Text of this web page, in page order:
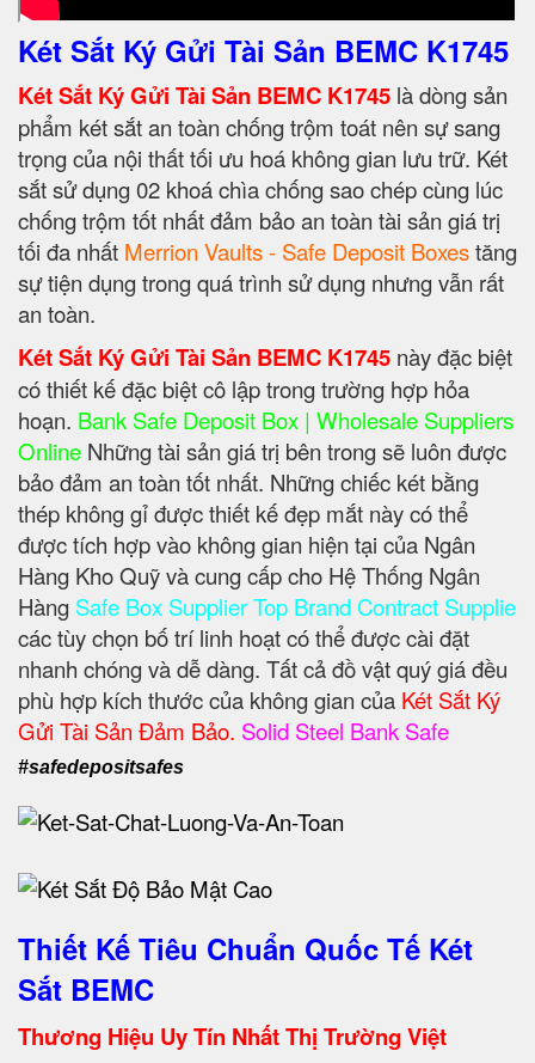
Két Sắt Ký Gửi Tài Sản BEMC K1745
Két Sắt Ký Gửi Tài Sản BEMC K1745 là dòng sản
phẩm két sắt an toàn chống trộm toát nên sự sang
trọng của nội thất tối ưu hoá không gian lưu trữ. Két
sắt sử dụng 02 khoá chìa chống sao chép cùng lúc
chống trộm tốt nhất đảm bảo an toàn tài sản giá trị
tối đa nhất Merrion Vaults - Safe Deposit Boxestăng
sự tiện dụng trong quá trình sử dụng nhưng vẫn rất
an toàn.
Két Sắt Ký Gửi Tài Sản BEMC K1745 này đặc biệt
có thiết kế đặc biệt cô lập trong trường hợp hỏa
hoạn. Bank Safe Deposit Box | Wholesale Suppliers
Online Những tài sản giá trị bên trong sẽ luôn được
bảo đảm an toàn tốt nhất. Những chiếc két bằng
thép không gỉ được thiết kế đẹp mắt này có thể
được tích hợp vào không gian hiện tại của Ngân
Hàng Kho Quỹ và cung cấp cho Hệ Thống Ngân
Hàng Safe Box Supplier Top Brand Contract Supplie
các tùy chọn bố trí linh hoạt có thể được cài đặt
nhanh chóng và dễ dàng. Tất cả đồ vật quý giá đều
phù hợp kích thước của không gian của Két Sắt Ký
Gửi Tài Sản Đảm Bảo. Solid Steel Bank Safe
#safedepositsafes
Thiết Kế Tiêu Chuẩn Quốc Tế Két
Sắt BEMC
Thương Hiệu Uy Tín Nhất Thị Trường Việt